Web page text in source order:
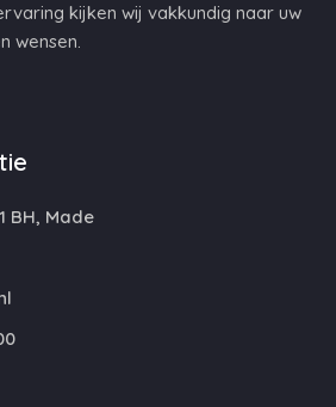
kijken wij vakkundig naar uw
wensen.
BH, Made